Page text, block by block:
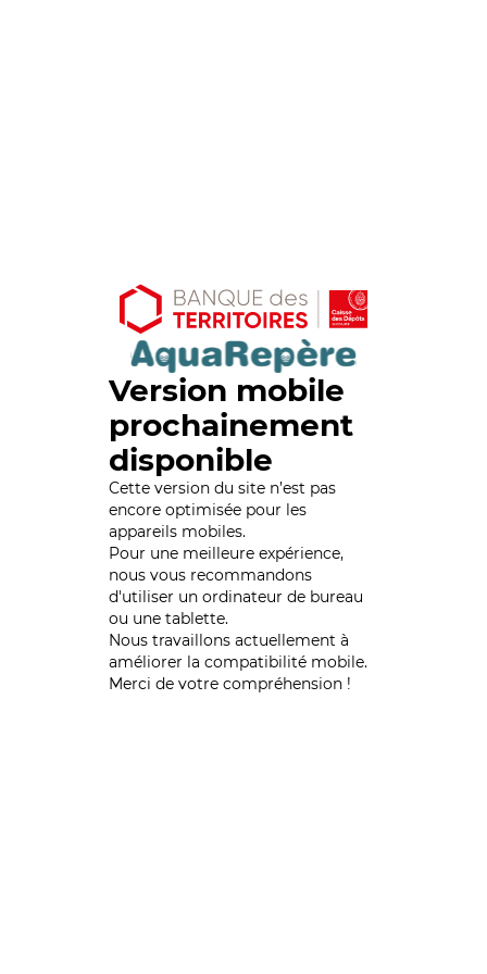
Version mobile
prochainement
disponible
Cette version du site n’est pas
encore optimisée pour les
appareils mobiles.
Pour une meilleure expérience,
nous vous recommandons
d'utiliser un ordinateur de bureau
ou une tablette.
Nous travaillons actuellement à
améliorer la compatibilité mobile.
Merci de votre compréhension !